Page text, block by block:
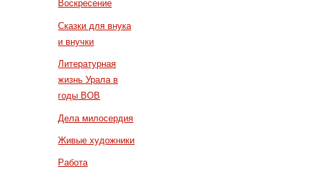
Воскресение
Сказки для внука
и внучки
Литературная
жизнь Урала в
годы ВОВ
Дела милосердия
Живые художники
Работа